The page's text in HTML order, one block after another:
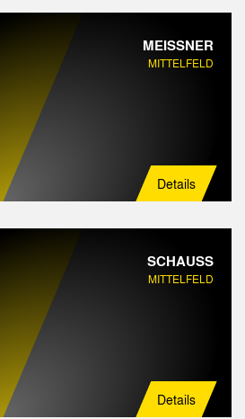
MEISSNER
MITTELFELD
Details
SCHAUSS
MITTELFELD
Details